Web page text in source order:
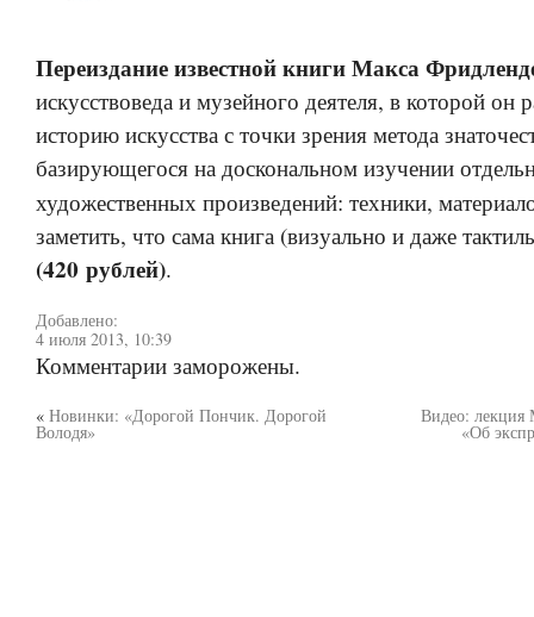
Переиздание известной книги Макса
искусствоведа и музейного деятеля, в которой он
историю искусства с точки зрения метода
базирующегося на доскональном изучении
художественных произведений: техники,
заметить, что сама книга (визуально и даже
(420 рублей).
Добавлено:
4 июля 2013, 10:39
Комментарии заморожены.
« Новинки: «Дорогой Пончик. Дорогой
Володя»
Видео: лекция
«Об